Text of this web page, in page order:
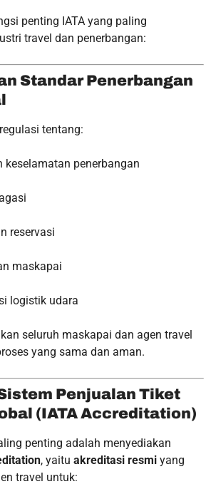
penting IATA yang paling
travel dan penerbangan:
Standar Penerbangan
tentang:
keselamatan penerbangan
reservasi
maskapai
logistik udara
seluruh maskapai dan agen travel
yang sama dan aman.
Penjualan Tiket
(IATA Accreditation)
penting adalah menyediakan
, yaitu akreditasi resmi yang
travel untuk: